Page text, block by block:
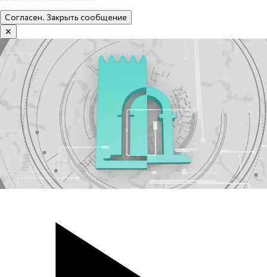
Согласен. Закрыть сообщение
✕